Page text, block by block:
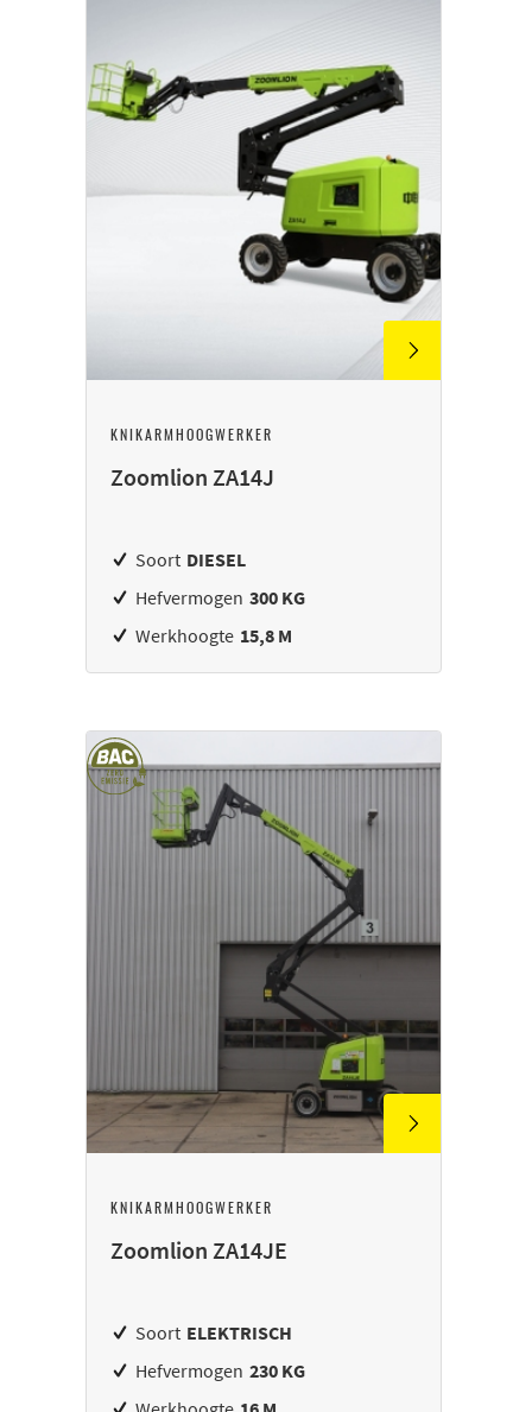
KNIKARMHOOGWERKER
Zoomlion ZA14J
Soort DIESEL
Hefvermogen 300 KG
Werkhoogte 15,8 M
KNIKARMHOOGWERKER
Zoomlion ZA14JE
Soort ELEKTRISCH
Hefvermogen 230 KG